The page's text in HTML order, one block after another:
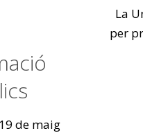
de maig
La
per